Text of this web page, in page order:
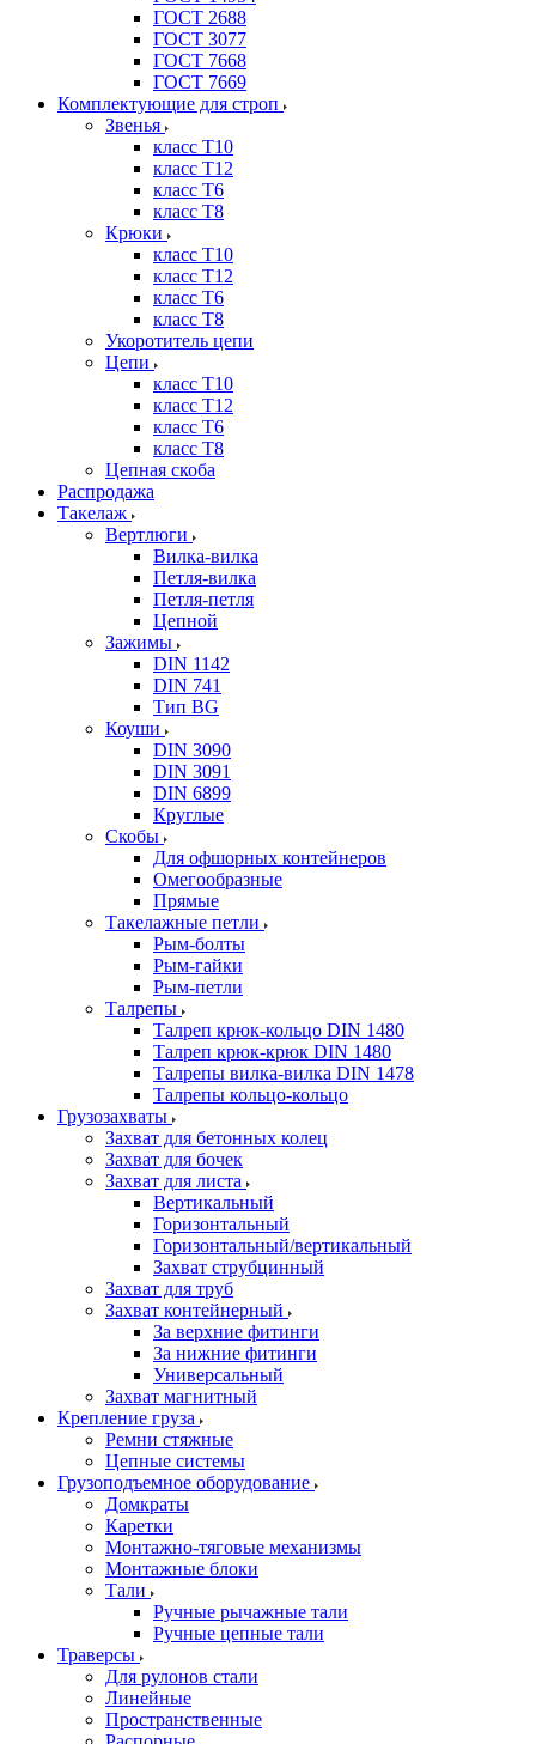
ГОСТ 2688
ГОСТ 3077
ГОСТ 7668
ГОСТ 7669
Комплектующие для строп
Звенья
класс Т10
класс Т12
класс Т6
класс Т8
Крюки
класс Т10
класс Т12
класс Т6
класс Т8
Укоротитель цепи
Цепи
класс Т10
класс Т12
класс Т6
класс Т8
Цепная скоба
Распродажа
Такелаж
Вертлюги
Вилка-вилка
Петля-вилка
Петля-петля
Цепной
Зажимы
DIN 1142
DIN 741
Тип BG
Коуши
DIN 3090
DIN 3091
DIN 6899
Круглые
Скобы
Для офшорных контейнеров
Омегообразные
Прямые
Такелажные петли
Рым-болты
Рым-гайки
Рым-петли
Талрепы
Талреп крюк-кольцо DIN 1480
Талреп крюк-крюк DIN 1480
Талрепы вилка-вилка DIN 1478
Талрепы кольцо-кольцо
Грузозахваты
Захват для бетонных колец
Захват для бочек
Захват для листа
Вертикальный
Горизонтальный
Горизонтальный/вертикальный
Захват струбцинный
Захват для труб
Захват контейнерный
За верхние фитинги
За нижние фитинги
Универсальный
Захват магнитный
Крепление груза
Ремни стяжные
Цепные системы
Грузоподъемное оборудование
Домкраты
Каретки
Монтажно-тяговые механизмы
Монтажные блоки
Тали
Ручные рычажные тали
Ручные цепные тали
Траверсы
Для рулонов стали
Линейные
Пространственные